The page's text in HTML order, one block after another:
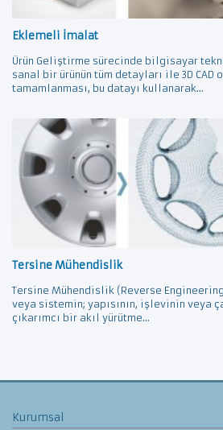
Eklemeli İmalat
Ürün Geliştirme sürecinde bilgisayar
sanal bir ürünün tüm detayları ile 3D CAD
tamamlanması, bu datayı kullanarak...
Tersine Mühendislik
Tersine Mühendislik (Reverse
veya sistemin; yapısının, işlevinin veya
çıkarımcı bir akıl yürütme...
Kurumsal